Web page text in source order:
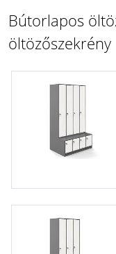
Bútorlapos
öltözőszekrény